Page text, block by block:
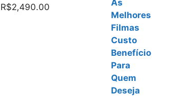
R$2,490.00